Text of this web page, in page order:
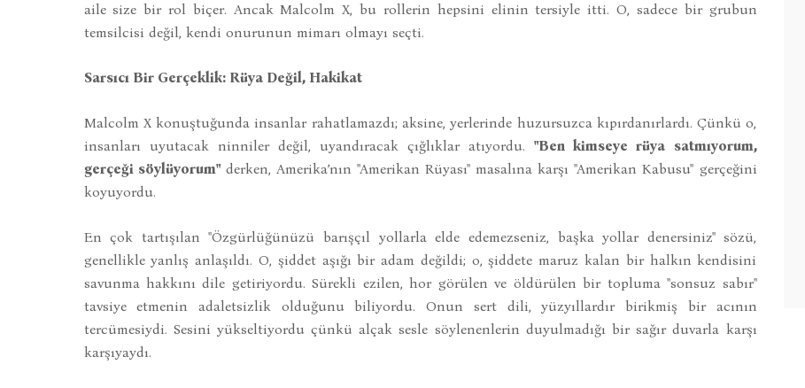
aile size bir rol biçer. Ancak Malcolm X, bu rollerin hepsini elinin tersiyle itti. O, sadece bir grubun
temsilcisi değil, kendi onurunun mimarı olmayı seçti.
Sarsıcı Bir Gerçeklik: Rüya Değil, Hakikat
Malcolm X konuştuğunda insanlar rahatlamazdı; aksine, yerlerinde huzursuzca kıpırdanırlardı. Çünkü o,
insanları uyutacak ninniler değil, uyandıracak çığlıklar atıyordu."Ben kimseye rüya satmıyorum,
gerçeği söylüyorum"derken, Amerika’nın "Amerikan Rüyası" masalına karşı "Amerikan Kabusu" gerçeğini
koyuyordu.
En çok tartışılan "Özgürlüğünüzü barışçıl yollarla elde edemezseniz, başka yollar denersiniz" sözü,
genellikle yanlış anlaşıldı. O, şiddet aşığı bir adam değildi; o, şiddete maruz kalan bir halkın kendisini
savunma hakkını dile getiriyordu. Sürekli ezilen, hor görülen ve öldürülen bir topluma "sonsuz sabır"
tavsiye etmenin adaletsizlik olduğunu biliyordu. Onun sert dili, yüzyıllardır birikmiş bir acının
tercümesiydi. Sesini yükseltiyordu çünkü alçak sesle söylenenlerin duyulmadığı bir sağır duvarla karşı
karşıyaydı.